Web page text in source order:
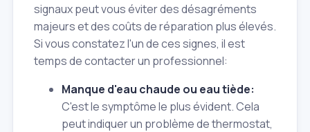
signaux peut vous éviter des désagréments
majeurs et des coûts de réparation plus élevés.
Si vous constatez l'un de ces signes, il est
temps de contacter un professionnel:
Manque d'eau chaude ou eau tiède:
C'est le symptôme le plus évident. Cela
peut indiquer un problème de thermostat,